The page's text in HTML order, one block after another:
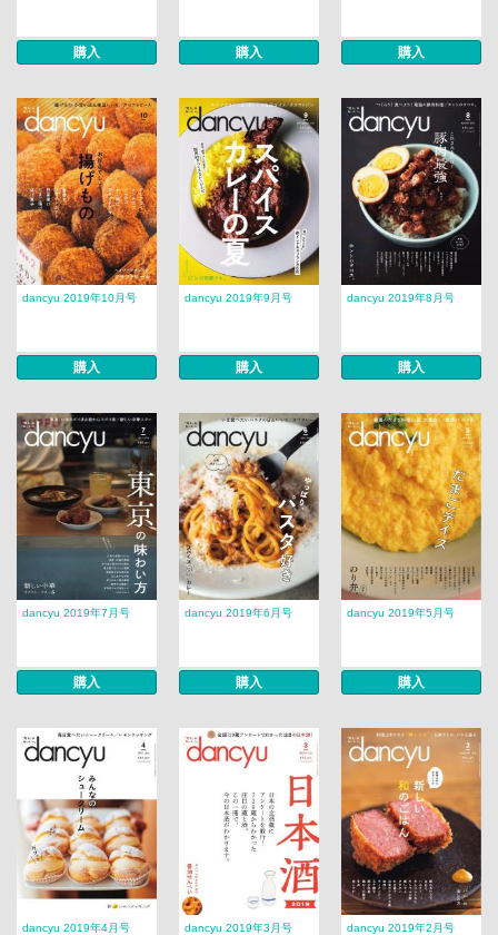
購入 購入 購入
dancyu 2019年10月号
購入
dancyu 2019年9月号
購入
dancyu 2019年8月号
購入
dancyu 2019年7月号
購入
dancyu 2019年6月号
購入
dancyu 2019年5月号
購入
dancyu 2019年4月号 dancyu 2019年3月号 dancyu 2019年2月号